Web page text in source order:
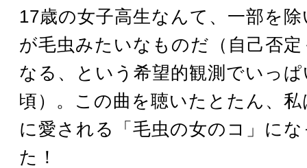
17歳の女子高生なんて、一部を
が毛虫みたいなものだ（自己否
なる、という希望的観測でいっ
頃）。この曲を聴いたとたん、
に愛される「毛虫の女のコ」に
た！